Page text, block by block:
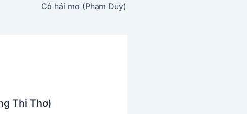
Cô hái mơ (Phạm Duy)
Thi Thơ)